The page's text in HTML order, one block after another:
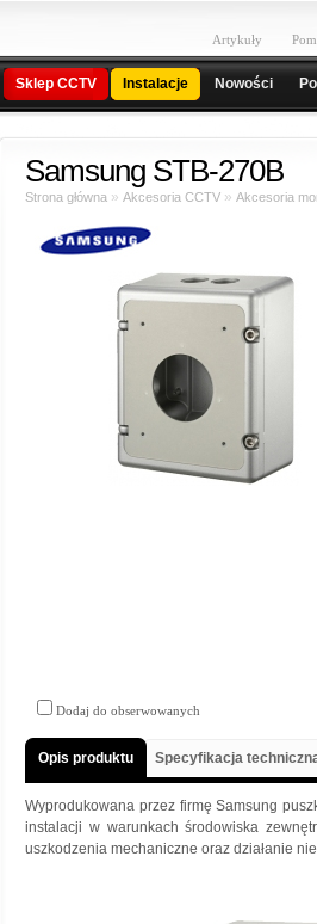
Artykuły
Sklep CCTV Instalacje Nowości
Samsung STB-270B
Strona główna » Akcesoria CCTV » Akcesoria
Dodaj do obserwowanych
Opis produktu Specyfikacja
Wyprodukowana przez firmę Samsung
instalacji w warunkach środowiska
uszkodzenia mechaniczne oraz działanie